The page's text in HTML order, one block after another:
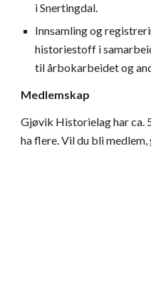
i Snertingdal.
Innsamling og
historiestoff i
til årbokarbeidet og
Medlemskap
Gjøvik Historielag har ca.
ha flere. Vil du bli medlem,